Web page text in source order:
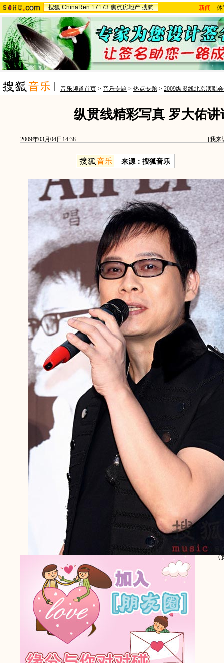
搜狐 ChinaRen 17173 焦点房地产 搜狗 新闻 -
音乐频道首页 > 音乐专题 > 热点专题 > 2009纵贯线北京演唱会
纵贯线精彩写真 罗大佑讲
2009年03月04日14:38 [我来
来源： 搜狐音乐
(